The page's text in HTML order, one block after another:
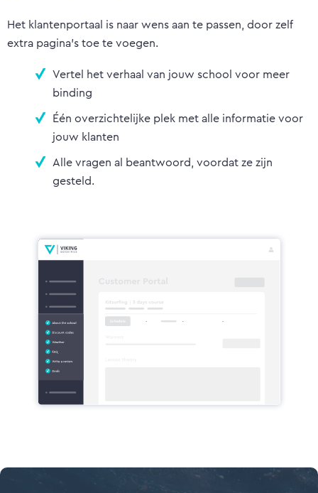
Het klantenportaal is naar wens aan te passen, door zelf
extra pagina's toe te voegen.
Vertel het verhaal van jouw school voor meer
binding
Één overzichtelijke plek met alle informatie voor
jouw klanten
Alle vragen al beantwoord, voordat ze zijn
gesteld.